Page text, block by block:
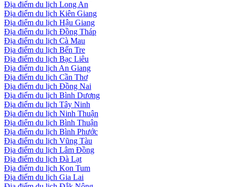
Địa điểm du lịch Long An
Địa điểm du lịch Kiên Giang
Địa điểm du lịch Hậu Giang
Địa điểm du lịch Đồng Tháp
Địa điểm du lịch Cà Mau
Địa điểm du lịch Bến Tre
Địa điểm du lịch Bạc Liêu
Địa điểm du lịch An Giang
Địa điểm du lịch Cần Thơ
Địa điểm du lịch Đồng Nai
Địa điểm du lịch Bình Dương
Địa điểm du lịch Tây Ninh
Địa điểm du lịch Ninh Thuận
Địa điểm du lịch Bình Thuận
Địa điểm du lịch Bình Phước
Địa điểm du lịch Vũng Tàu
Địa điểm du lịch Lâm Đồng
Địa điểm du lịch Đà Lạt
Địa điểm du lịch Kon Tum
Địa điểm du lịch Gia Lai